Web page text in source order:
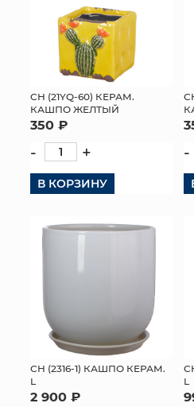
СН (21YQ-60) КЕРАМ.
КАШПО ЖЕЛТЫЙ
350 ₽
- +
В КОРЗИНУ
-
СН (2316-1) КАШПО КЕРАМ.
L
2 900 ₽
L